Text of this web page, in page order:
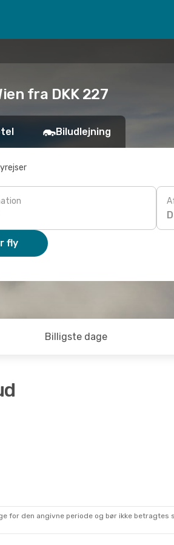
fra DKK 227
Biludlejning
fly
Billigste dage
for den angivne periode og bør ikke